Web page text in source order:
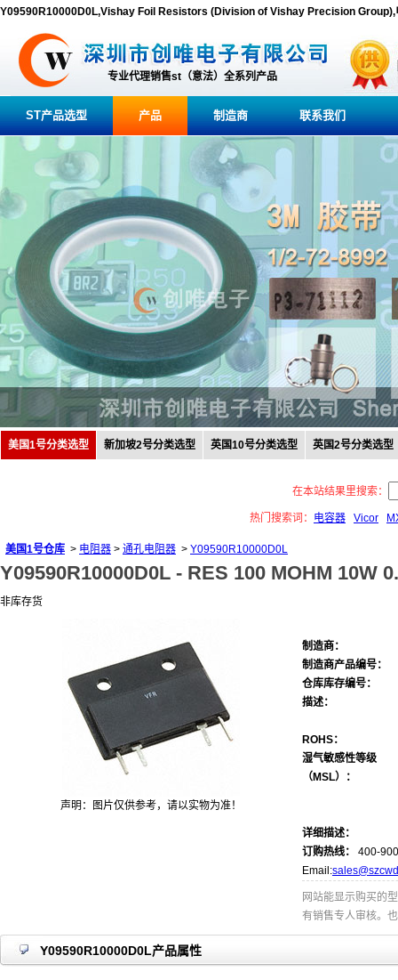
Y09590R10000D0L,Vishay Foil Resistors (Division of Vishay Precision Group),
专业代理销售st（意法）全系列产品
ST产品选型 产品 制造商 联系我们
美国1号分类选型 新加坡2号分类选型 英国10号分类选型 英国2号分类选型
在本站结果里搜索：
热门搜索词： 电容器 Vicor
美国1号仓库 > 电阻器 > 通孔电阻器 > Y09590R10000D0L
Y09590R10000D0L - RES 100 MOHM 10W
非库存货
声明：图片仅供参考，请以实物为准！
制造商：
制造商产品编号：
仓库库存编号：
描述：
ROHS：
湿气敏感性等级
（MSL）：
详细描述：
订购热线：
400-
Email:
网站能显示购买的
有销售专人审核。
Y09590R10000D0L产品属性